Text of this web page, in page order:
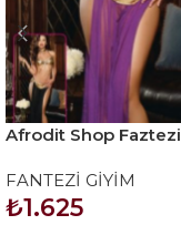
Afrodit Shop Faztezi
FANTEZİ GİYİM
₺1.625